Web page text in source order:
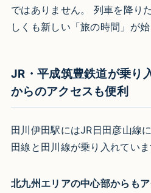
ではありません。 列車を降り
しくも新しい「旅の時間」が始
JR・平成筑豊鉄道が乗り
からのアクセスも便利
田川伊田駅にはJR日田彦山線
田線と田川線が乗り入れていま
北九州エリアの中心部からも